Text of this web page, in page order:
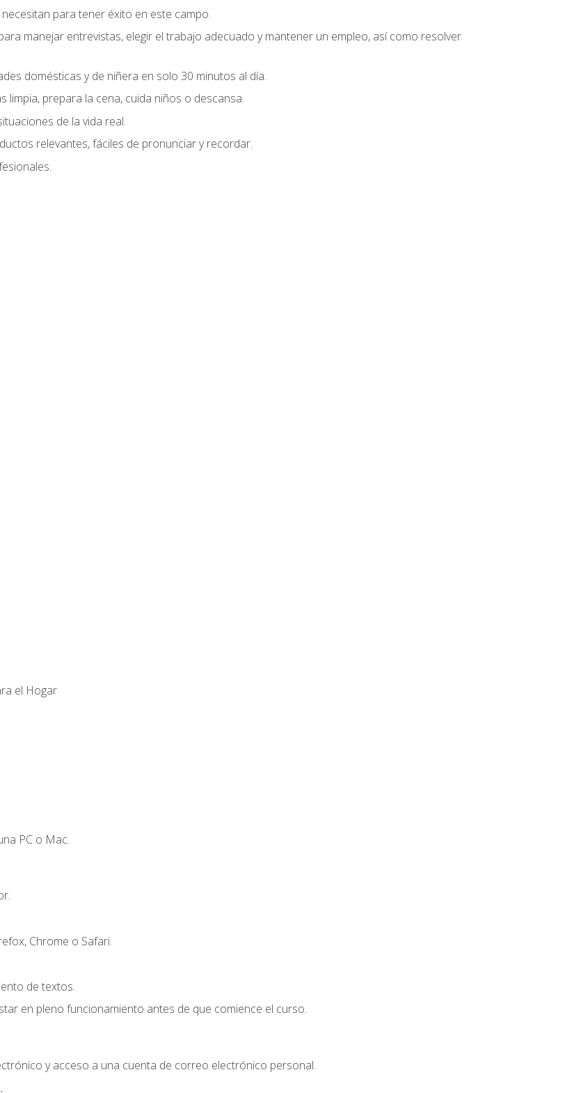
para tener éxito en este campo.
manejar entrevistas, elegir el trabajo adecuado y mantener un empleo, así como resolver
domésticas y de niñera en solo 30 minutos al día.
limpia, prepara la cena, cuida niños o descansa.
de la vida real.
relevantes, fáciles de pronunciar y recordar.
el Hogar
PC o Mac.
Chrome o Safari.
de textos.
en pleno funcionamiento antes de que comience el curso.
y acceso a una cuenta de correo electrónico personal.